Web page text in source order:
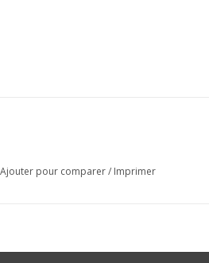
Ajouter pour comparer/ Imprimer